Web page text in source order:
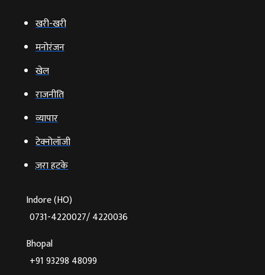
खरी-खरी
मनोरंजन
खेल
राजनीति
व्‍यापार
टेक्‍नोलॉजी
ज़रा हटके
Indore (HO)
0731-4220027/ 4220036
Bhopal
+91 93298 48099